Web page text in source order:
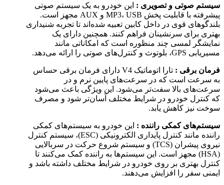
سیستم صوتی و تصویری : این خودرو به یک سیستم صوتی
پیشرفته با قابلیت پخش MP3، USB و AUX مجهز است.
بلندگوهای قوی در داخل کابین تعبیه شده‌اند تا تجربه شنیداری
بهتری برای سرنشینان فراهم کنند. همچنین دارای یک
نمایشگر لمسی چند منظوره است که امکاناتی مانند
مسیریابی GPS، بلوتوث و کنترل‌های صوتی را ارائه می‌دهد.
فرمان برقی :
تارا اتوماتیک V4 دارای فرمان برقی حساس
به سرعت است که در سرعت‌های پایین نرم و در
سرعت‌های بالا سفت‌تر می‌شود. این ویژگی باعث می‌شود
که کنترل خودرو در شرایط مختلف آسان‌تر شود و مصرف
سوخت نیز کاهش یابد.
سیستم‌های کمکی راننده : این خودرو به سیستم‌های کمکی
راننده مانند کنترل پایداری الکترونیکی (ESC)، سیستم کنترل
نیروی پیشران (TCS) و سیستم شروع حرکت در سربالایی
(HSA) مجهز است. این سیستم‌ها به راننده کمک می‌کنند تا
کنترل بهتری بر روی خودرو در شرایط مختلف داشته باشد و
ایمنی سفر را افزایش می‌دهند.